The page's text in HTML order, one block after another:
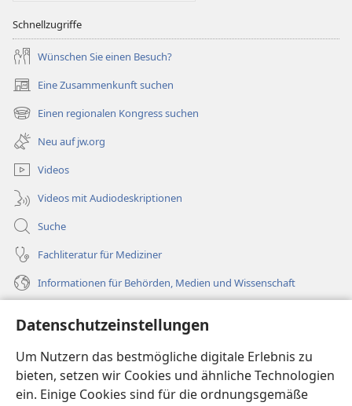
Datenschutzeinstellungen
Um Nutzern das bestmögliche digitale Erlebnis zu
bieten, setzen wir Cookies und ähnliche Technologien
ein. Einige Cookies sind für die ordnungsgemäße
Schnellzugriffe
Wünschen Sie einen Besuch?
Eine Zusammenkunft suchen
(öffnet
neues
Fenster)
Einen regionalen Kongress suchen
(öffnet
neues
Fenster)
Neu auf jw.org
Videos
Videos mit Audiodeskriptionen
Suche
Fachliteratur für Mediziner
Informationen für Behörden, Medien und Wissenschaft
Spenden
(öffnet
neues
Fenster)Wachtturm ONLINE-BIBLIOTHEK
(öffnet